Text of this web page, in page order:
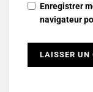
Enregistrer
navigateur